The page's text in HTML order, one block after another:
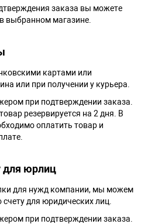
заказа вы можете
выбранном магазине.
картами или
или при получении у курьера.
при подтверждении заказа.
резервируется на 2 дня. В
оплатить товар и
для юрлиц
для нужд компании, мы можем
для юридических лиц.
при подтверждении заказа.